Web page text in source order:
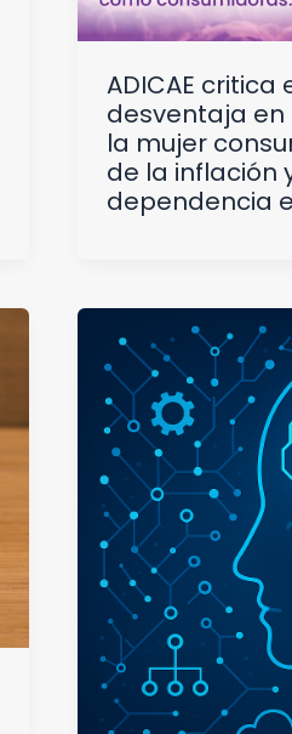
ADICAE critica
desventaja en
la mujer
de la inflación
dependencia